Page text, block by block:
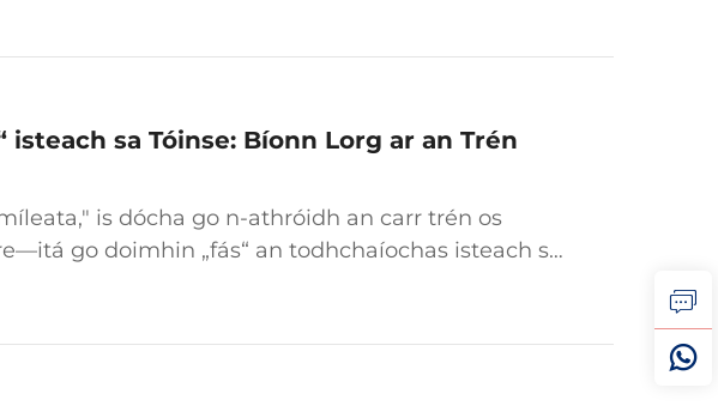
isteach sa Tóinse: Bíonn Lorg ar an Trén
is dócha go n-athróidh an carr trén os
go doimhin „fás“ an todhchaíochas isteach sa